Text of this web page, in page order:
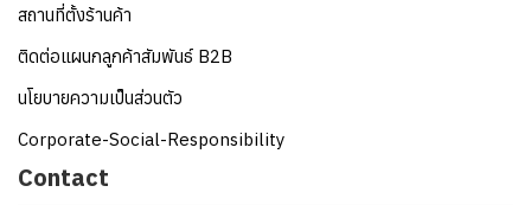
สถานที่ตั้งร้านค้า
ติดต่อแผนกลูกค้าสัมพันธ์ B2B
นโยบายความเป็นส่วนตัว
Corporate-Social-Responsibility
Contact